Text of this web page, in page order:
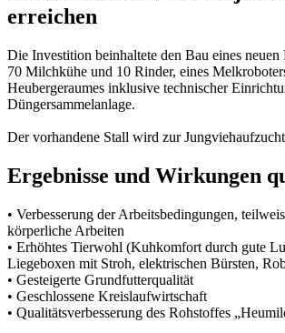
erreichen
Die Investition beinhaltete den Bau eines
70 Milchkühe und 10 Rinder, eines
Heubergeraumes inklusive technischer
Düngersammelanlage.
Der vorhandene Stall wird zur
Ergebnisse und Wirkungen
• Verbesserung der Arbeitsbedingungen,
körperliche Arbeiten
• Erhöhtes Tierwohl (Kuhkomfort durch gute
Liegeboxen mit Stroh, elektrischen Bürsten,
• Gesteigerte Grundfutterqualität
• Geschlossene Kreislaufwirtschaft
• Qualitätsverbesserung des Rohstoffes